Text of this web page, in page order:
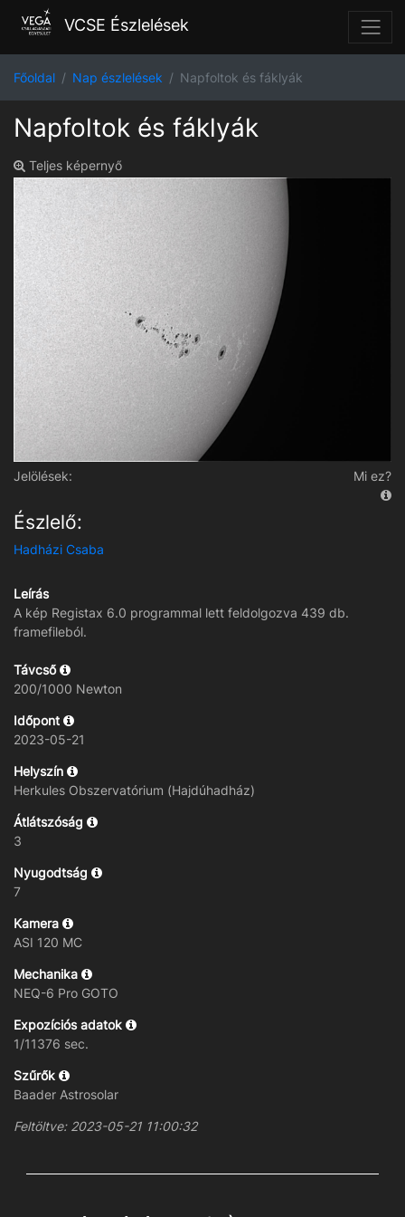
VCSE Észlelések
Főoldal Nap észlelések Napfoltok és fáklyák
Napfoltok és fáklyák
Teljes képernyő
Jelölések: Mi ez?
Észlelő:
Hadházi Csaba
Leírás
A kép Registax 6.0 programmal lett feldolgozva 439 db.
framefileból.
Távcső
200/1000 Newton
Időpont
2023-05-21
Helyszín
Herkules Obszervatórium (Hajdúhadház)
Átlátszóság
3
Nyugodtság
7
Kamera
ASI 120 MC
Mechanika
NEQ-6 Pro GOTO
Expozíciós adatok
1/11376 sec.
Szűrők
Baader Astrosolar
Feltöltve: 2023-05-21 11:00:32